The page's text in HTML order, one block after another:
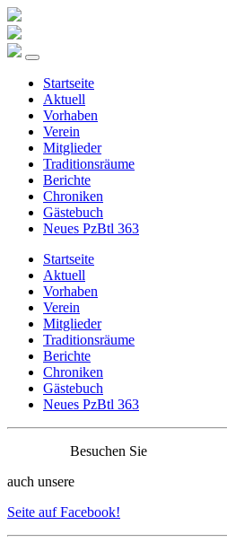
Startseite
Aktuell
Vorhaben
Verein
Mitglieder
Traditionsräume
Berichte
Chroniken
Gästebuch
Neues PzBtl 363
Startseite
Aktuell
Vorhaben
Verein
Mitglieder
Traditionsräume
Berichte
Chroniken
Gästebuch
Neues PzBtl 363
Besuchen Sie
auch unsere
Seite auf Facebook!